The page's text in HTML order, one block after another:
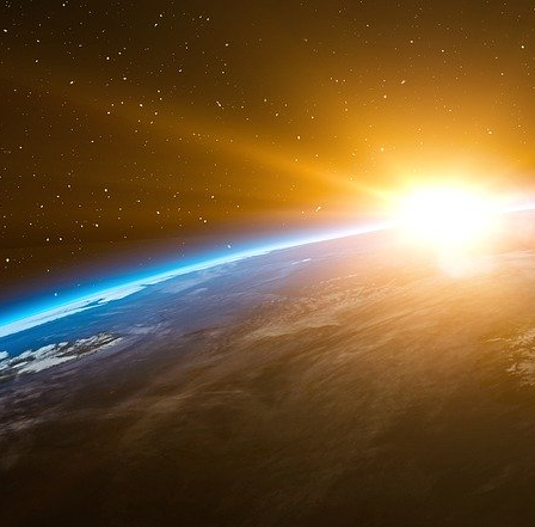
mais aussi de toutes nos équipes en France
premiers en Europe à pouvoir bénéficier
Président de Gilead France.
Le Groupe Profession Santé, organisateur
prix historique, une série de dispositifs
INNOVATION & GALIEN.
Le Groupe Profession Santé, est sponsorisé